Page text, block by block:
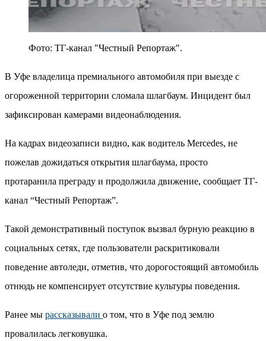
Фото: ТГ-канал "Честный Репортаж".
В Уфе владелица премиального автомобиля при выезде с
огороженной территории сломала шлагбаум. Инцидент был
зафиксирован камерами видеонаблюдения.
На кадрах видеозаписи видно, как водитель Mercedes, не
пожелав дожидаться открытия шлагбаума, просто
протаранила преграду и продолжила движение, сообщает ТГ-
канал “Честный Репортаж”.
Такой демонстративный поступок вызвал бурную реакцию в
социальных сетях, где пользователи раскритиковали
поведение автоледи, отметив, что дорогостоящий автомобиль
отнюдь не компенсирует отсутствие культуры поведения.
Ранее мы рассказывали о том, что в Уфе под землю
провалилась легковушка.